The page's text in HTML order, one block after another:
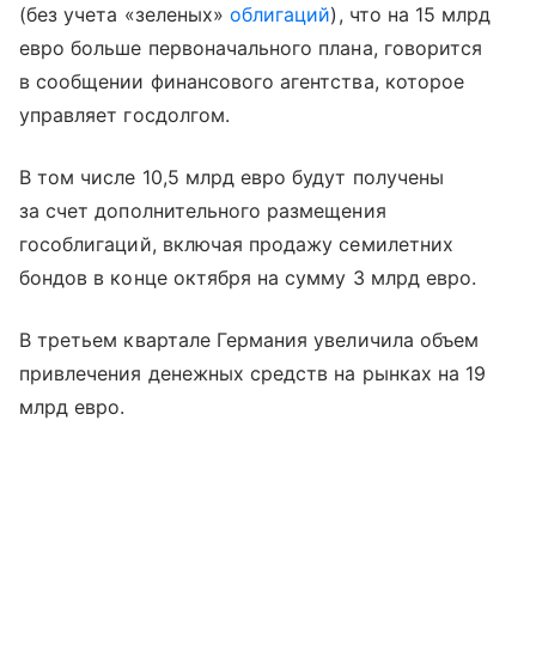
(без учета «зеленых»облигаций), что на 15 млрд
евро больше первоначального плана, говорится
в сообщении финансового агентства, которое
управляет госдолгом.
В том числе 10,5 млрд евро будут получены
за счет дополнительного размещения
гособлигаций, включая продажу семилетних
бондов в конце октября на сумму 3 млрд евро.
В третьем квартале Германия увеличила объем
привлечения денежных средств на рынках на 19
млрд евро.